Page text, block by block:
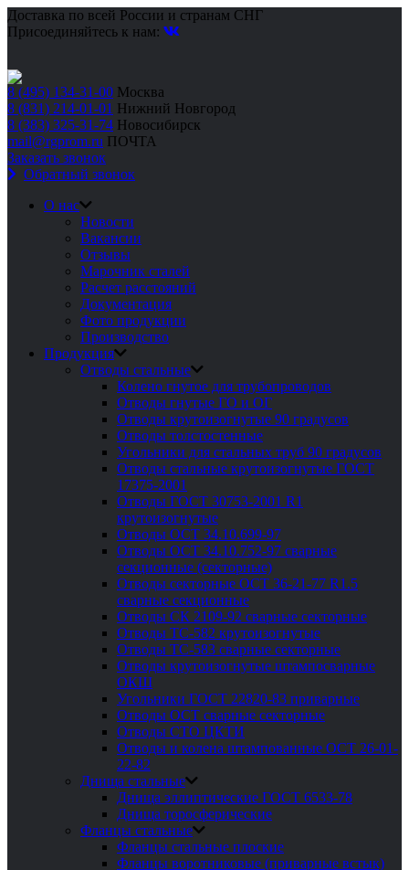
Доставка по всей России и странам СНГ
Присоединяйтесь к нам:
8 (495) 134-31-00 Москва
8 (831) 214-01-01 Нижний Новгород
8 (383) 325-31-74 Новосибирск
mail@rgprom.ru ПОЧТА
Заказать звонок
Обратный звонок
О нас
Новости
Вакансии
Отзывы
Марочник сталей
Расчет расстояний
Документация
Фото продукции
Производство
Продукция
Отводы стальные
Колено гнутое для трубопроводов
Отводы гнутые ГО и ОГ
Отводы крутоизогнутые 90 градусов
Отводы толстостенные
Угольники для стальных труб 90 градусов
Отводы стальные крутоизогнутые ГОСТ
17375-2001
Отводы ГОСТ 30753-2001 R1
крутоизогнутые
Отводы ОСТ 34.10.699-97
Отводы ОСТ 34.10.752-97 сварные
секционные (секторные)
Отводы секторные ОСТ 36-21-77 R1.5
сварные секционные
Отводы СК 2109-92 сварные секторные
Отводы ТС-582 крутоизогнутые
Отводы ТС-583 сварные секторные
Отводы крутоизогнутые штампосварные
ОКШ
Угольники ГОСТ 22820-83 приварные
Отводы ОСТ сварные секторные
Отводы СТО ЦКТИ
Отводы и колена штампованные ОСТ 26-01-
22-82
Днища стальные
Днища эллиптические ГОСТ 6533-78
Днища торосферические
Фланцы стальные
Фланцы стальные плоские
Фланцы воротниковые (приварные встык)